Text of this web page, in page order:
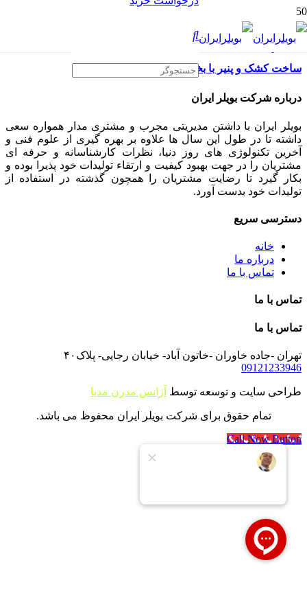
ساخت کشک و پنیر با بخار
درباره شرکت بویلر ایران
بویلر ایران با داشتن مدیریتی مجرب و مشتری مدار همواره سعی
داشته تا در طول این سال ها علاوه بر بهره گیری از علوم فنی و
آخرین تکنولوژی های روز دنیا، نظرات کارشناسانه و حرفه ای
مشتریان را در جهت بهبود کیفیت و ارتقاء تولیدات خود پذیرا بوده و
بکار گیرد تا رضایت مشتریان را همچون گذشته در استفاده از
تولیدات خود بدست آورد.
دسترسی سریع
خانه
درباره ما
تماس با ما
تماس با ما
تماس با ما
تهران -جاده خاوران -خاتون آباد- خیابان رجایی- پلاک۴۰
09121233946
طراحی سایت و توسعه توسط آژانس مدرن مدیا
تمام حقوق برای شرکت بویلر ایران محفوظ می باشد.
Call Now Button